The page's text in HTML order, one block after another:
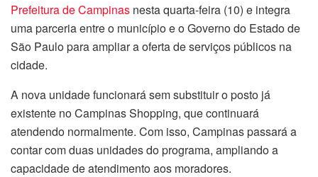
Prefeitura de Campinas nesta quarta-feira (10) e integra
uma parceria entre o município e o Governo do Estado de
São Paulo para ampliar a oferta de serviços públicos na
cidade.
A nova unidade funcionará sem substituir o posto já
existente no Campinas Shopping, que continuará
atendendo normalmente. Com isso, Campinas passará a
contar com duas unidades do programa, ampliando a
capacidade de atendimento aos moradores.